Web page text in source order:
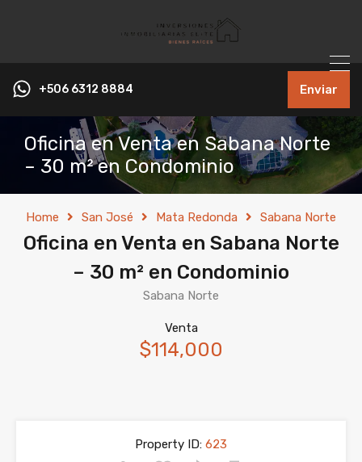
+506 6312 8884 Enviar
Oficina en Venta en Sabana Norte
– 30 m² en Condominio
Home San José Mata Redonda Sabana Norte
Oficina en Venta en Sabana Norte
– 30 m² en Condominio
Sabana Norte
Venta
$114,000
Property ID: 623